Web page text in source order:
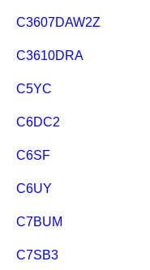
C3607DAW2Z
C3610DRA
C5YC
C6DC2
C6SF
C6UY
C7BUM
C7SB3